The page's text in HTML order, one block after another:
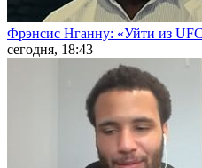
Фрэнсис Нганну: «Уйти из
сегодня, 18:43